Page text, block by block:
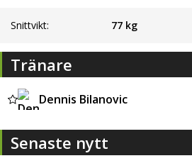
Snittvikt: 77 kg
Tränare
Dennis Bilanovic
Senaste nytt